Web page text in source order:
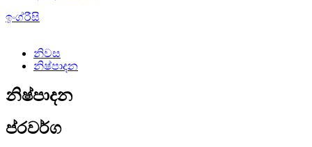
ඉංග්රීසි
නිවස
නිෂ්පාදන
නිෂ්පාදන
ප්රවර්ග